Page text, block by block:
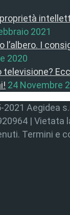
2021
l’albero. I
2020
televisione?
24 Novembre
Aegidea
| Vietata
Termini e